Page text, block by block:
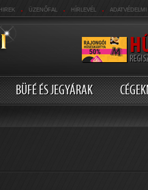
HIREK . ÜZENŐFAL . HÍRLEVÉL . ADATVÉDELMI
BÜFÉ ÉS JEGYÁRAK